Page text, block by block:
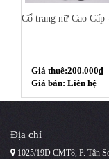
Cổ trang nữ Cao
Giá thuê:200.000₫
Giá bán: Liên hệ
Địa chỉ
1025/19D CMT8, P. Tân